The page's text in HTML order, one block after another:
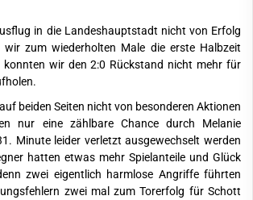
in die Landeshauptstadt nicht von Erfolg
wir zum wiederholten Male die erste Halbzeit
konnten wir den 2:0 Rückstand nicht mehr für
beiden Seiten nicht von besonderen Aktionen
nur eine zählbare Chance durch Melanie
Minute leider verletzt ausgewechselt werden
hatten etwas mehr Spielanteile und Glück
zwei eigentlich harmlose Angriffe führten
zwei mal zum Torerfolg für Schott